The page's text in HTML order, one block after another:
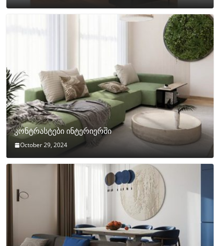
კონტრასტები ინტერიერში
October 29, 2024